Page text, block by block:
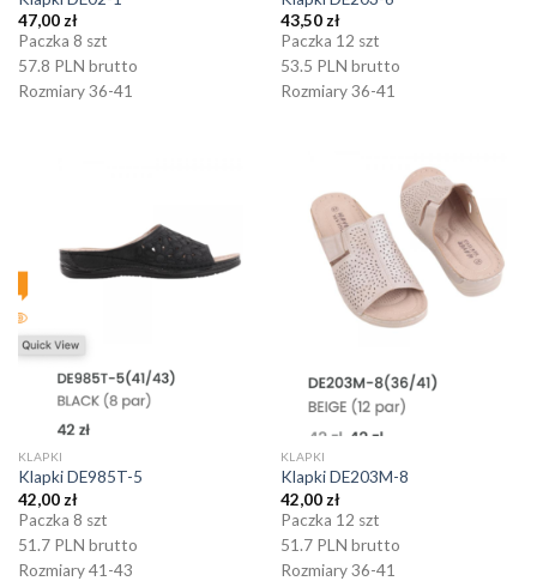
47,00 zł
Paczka 8 szt
57.8 PLN brutto
Rozmiary 36-41
43,50 zł
Paczka 12 szt
53.5 PLN brutto
Rozmiary 36-41
KLAPKI
Klapki DE985T-5
42,00 zł
Paczka 8 szt
51.7 PLN brutto
Rozmiary 41-43
KLAPKI
Klapki DE203M-8
42,00 zł
Paczka 12 szt
51.7 PLN brutto
Rozmiary 36-41